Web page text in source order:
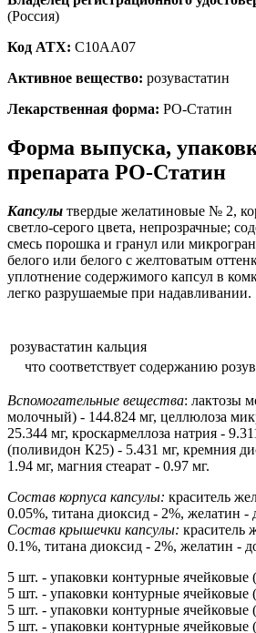
(Россия)
Код ATX: C10AA07
Активное вещество: розувастатин
Лекарственная форма: РО-Статин
Форма выпуска,
препарата РО-Статин
Капсулы твердые желатиновые № 2,
светло-серого цвета, непрозрачные;
смесь порошка и гранул или
белого или белого с желтоватым
уплотнение содержимого капсул в
легко разрушаемые при надавливании.
розувастатин кальция
что соответствует содержанию
Вспомогательные вещества: лактозы
молочный) - 144.824 мг, целлюлоза
25.344 мг, кроскармеллоза натрия -
(поливидон К25) - 5.431 мг, кремния
1.94 мг, магния стеарат - 0.97 мг.
Состав корпуса капсулы: краситель
0.05%, титана диоксид - 2%, желатин -
Состав крышечки капсулы: краситель
0.1%, титана диоксид - 2%, желатин -
5 шт. - упаковки контурные ячейковые
5 шт. - упаковки контурные ячейковые
5 шт. - упаковки контурные ячейковые
5 шт. - упаковки контурные ячейковые